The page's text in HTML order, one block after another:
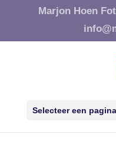
Marjon Hoen
Selecteer een pagina